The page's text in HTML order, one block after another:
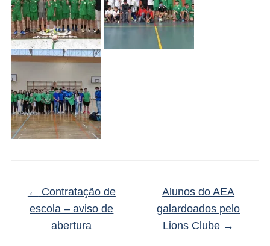
← Contratação de
escola – aviso de
abertura
Alunos do AEA
galardoados pelo
Lions Clube →